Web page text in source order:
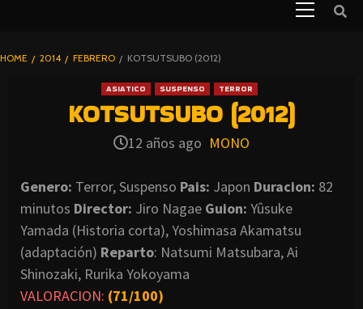
BLOGHORROR
HOME 2014 FEBRERO KOTSUTSUBO (2012)
ASIATICO SUSPENSO TERROR
KOTSUTSUBO (2012)
12 años ago MONO
Genero: Terror, Suspenso Pais: Japon Duracion: 82
minutos Director: Jiro Nagae Guion: Yûsuke
Yamada (Historia corta), Yoshimasa Akamatsu
(adaptación) Reparto: Natsumi Matsubara, Ai
Shinozaki, Rurika Yokoyama
VALORACION: (71/100)